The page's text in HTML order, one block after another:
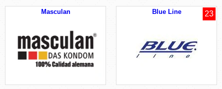
Masculan Blue Line 23